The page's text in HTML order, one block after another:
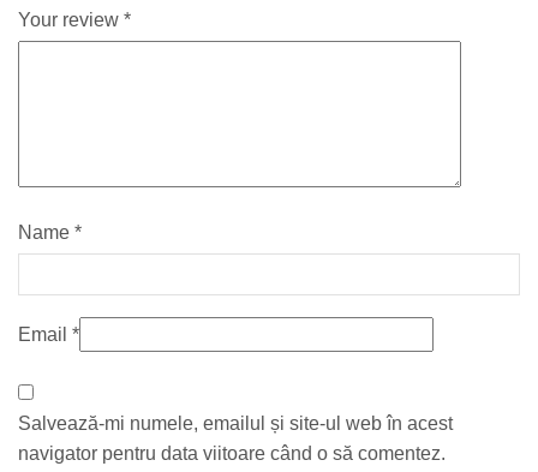
Your review *
Name *
Email *
Salvează-mi numele, emailul și site-ul web în acest
navigator pentru data viitoare când o să comentez.